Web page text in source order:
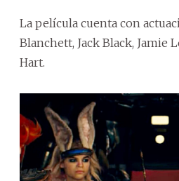
La película cuenta con
Blanchett, Jack Black, Jamie
Hart.